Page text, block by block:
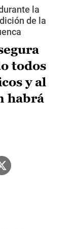
la
de la
todos
y al
habrá